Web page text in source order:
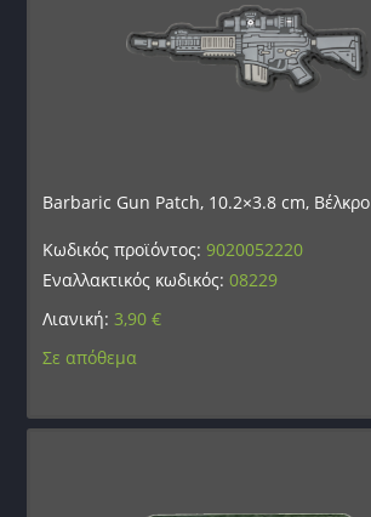
Barbaric Gun Patch, 10.2×3.8 cm, Βέλκρο
Κωδικός προϊόντος:9020052220
Εναλλακτικός κωδικός:08229
Λιανική: 3,90€
Σε απόθεμα